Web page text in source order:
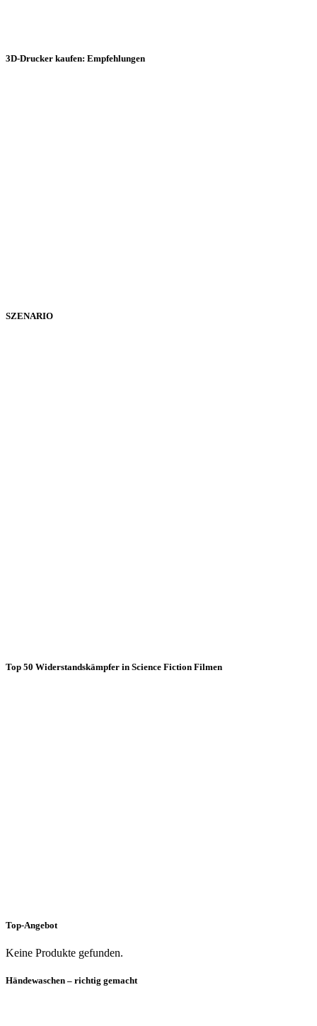
3D-Drucker kaufen: Empfehlungen
SZENARIO
Top 50 Widerstandskämpfer in Science Fiction Filmen
Top-Angebot
Keine Produkte gefunden.
Händewaschen – richtig gemacht